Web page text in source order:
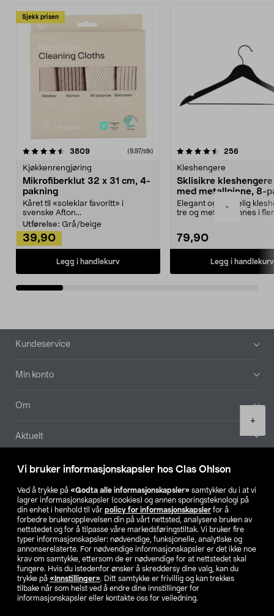
Vi bruker informasjonskapsler hos Clas Ohlson
Ved å trykke på «Godta alle informasjonskapsler» samtykker du i at vi
lagrer informasjonskapsler (cookies) og annen sporingsteknologi på
din enhet i henhold til vår policy for informasjonskapsler for å
forbedre brukeropplevelsen din på vårt nettsted, analysere bruken av
nettstedet og for å tilpasse våre markedsføringstiltak. Vi bruker fire
typer informasjonskapsler: nødvendige, funksjonelle, analytiske og
annonserelaterte. For nødvendige informasjonskapsler er det ikke noe
krav om samtykke, ettersom de er nødvendige for at nettstedet skal
fungere. Hvis du istedenfor ønsker å skreddersy dine valg, kan du
trykke på «Innstillinger». Ditt samtykke er frivillig og kan trekkes
tilbake når som helst ved å endre dine innstillinger for
informasjonskapsler eller kontakte oss for veiledning.
-
+
Sjekk prisen
3809anmeldelser(9,97/stk)
Kjøkkenrengjøring
Mikrofiberklut 32 x 31 cm, 4-
pakning
Kåret til «soleklar favoritt» i
svenske Afton...
Utførelse: Grå/beige
39,90
Legg i handlekurv
4.5av 5 stjerner 256
Kleshengere
Sklisikre
med metallpinne, 8-
Elegant og skikkelig
tre og metall – finnes i
79,90
Legg i handlekurv
4.5av 5 stjerner
Bunntekst
Kundeservice
Min konto
Om
Aktuelt
Våre selskaper
Finn din butikk
SE NO FI